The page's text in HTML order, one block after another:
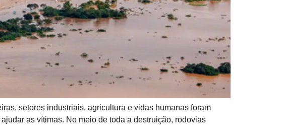
setores industriais, agricultura e vidas humanas foram
as vítimas. No meio de toda a destruição, rodovias